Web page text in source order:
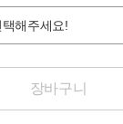
해주세요!
장바구니